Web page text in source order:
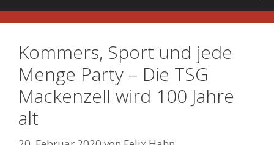
Kommers, Sport und jede
Menge Party – Die TSG
Mackenzell wird 100 Jahre
alt